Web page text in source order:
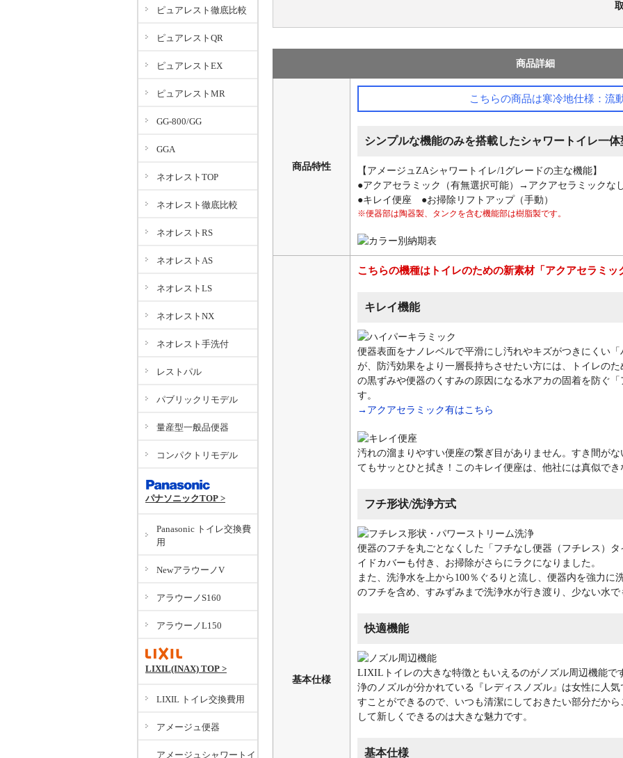
商品詳細
商品特性
こちらの商品は寒冷地仕様：流
シンプルな機能のみを搭載したシャワートイレ一体
【アメージュZAシャワートイレ/1グレードの主な機能】
●アクアセラミック（有無選択可能）→アクアセラミックな
●キレイ便座 ●お掃除リフトアップ（手動）
※便器部は陶器製、タンクを含む機能部は樹脂製です。
基本仕様
こちらの機種はトイレのための新素材「アクアセラミッ
キレイ機能
便器表面をナノレベルで平滑にし汚れやキズがつきにくい
が、防汚効果をより一層長持ちさせたい方には、トイレの
の黒ずみや便器のくすみの原因になる水アカの固着を防ぐ
す。
→アクアセラミック有はこちら
汚れの溜まりやすい便座の繋ぎ目がありません。すき間が
てもサッとひと拭き！このキレイ便座は、他社には真似でき
フチ形状/洗浄方式
便器のフチを丸ごとなくした「フチなし便器（フチレス）
イドカバーも付き、お掃除がさらにラクになりました。
また、洗浄水を上から100％ぐるりと流し、便器内を強力に
のフチを含め、すみずみまで洗浄水が行き渡り、少ない水で
快適機能
LIXILトイレの大きな特徴ともいえるのがノズル周辺機能で
浄のノズルが分かれている『レディスノズル』は女性に人
すことができるので、いつも清潔にしておきたい部分だか
して新しくできるのは大きな魅力です。
基本仕様
ピュアレスト徹底比較
ピュアレストQR
ピュアレストEX
ピュアレストMR
GG-800/GG
GGA
ネオレストTOP
ネオレスト徹底比較
ネオレストRS
ネオレストAS
ネオレストLS
ネオレストNX
ネオレスト手洗付
レストパル
パブリックリモデル
量産型一般品便器
コンパクトリモデル
パナソニックTOP >
Panasonic トイレ交換費
用
NewアラウーノV
アラウーノS160
アラウーノL150
LIXIL(INAX) TOP >
LIXIL トイレ交換費用
アメージュ便器
アメージュシャワートイ